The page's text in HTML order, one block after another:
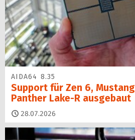
AIDA64 8.35
Support für Zen 6,
Panther Lake-R ausgebaut
28.07.2026